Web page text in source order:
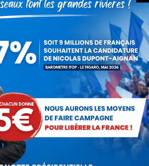
flambe et que l’État